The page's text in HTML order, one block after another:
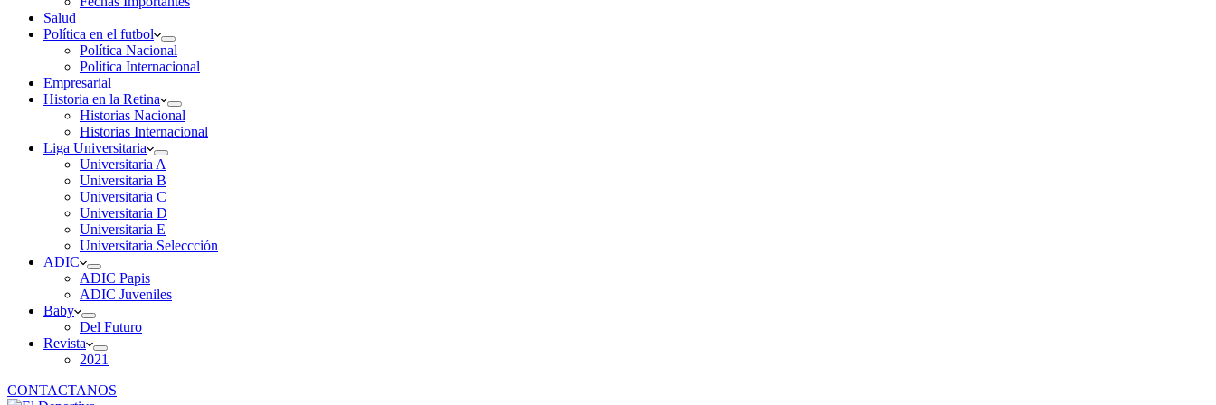
Salud
Política en el futbol
Política Nacional
Política Internacional
Empresarial
Historia en la Retina
Historias Nacional
Historias Internacional
Liga Universitaria
Universitaria A
Universitaria B
Universitaria C
Universitaria D
Universitaria E
Universitaria Seleccción
ADIC
ADIC Papis
ADIC Juveniles
Baby
Del Futuro
Revista
2021
CONTACTANOS